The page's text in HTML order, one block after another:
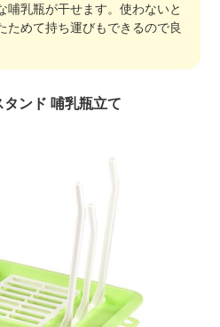
哺乳瓶が干せます。使わないと
ためて持ち運びもできるので良
ンド 哺乳瓶立て